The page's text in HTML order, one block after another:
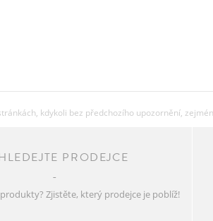
kdykoli bez předchozího upozornění,
PRODEJCE
Zjistěte, který prodejce je poblíž!